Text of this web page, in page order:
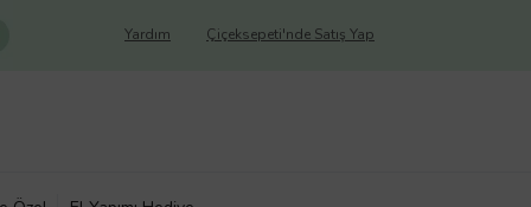
Çiçeksepeti'nde Satış Yap
Yardım